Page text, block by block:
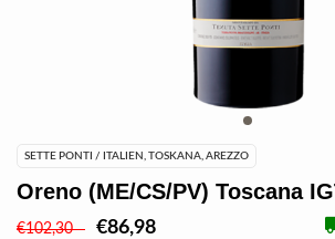
SETTE PONTI / ITALIEN, TOSKANA, AREZZO
Oreno (ME/CS/PV) Toscana
€102,30 €86,98